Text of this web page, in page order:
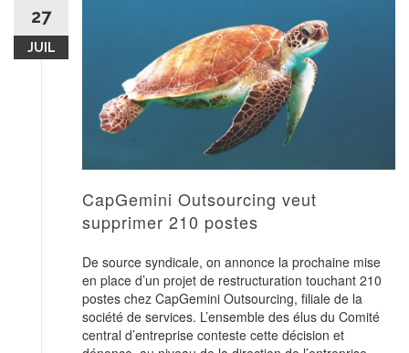
27
JUIL
CapGemini Outsourcing veut
supprimer 210 postes
De source syndicale, on annonce la prochaine mise
en place d’un projet de restructuration touchant 210
postes chez CapGemini Outsourcing, filiale de la
société de services. L’ensemble des élus du Comité
central d’entreprise conteste cette décision et